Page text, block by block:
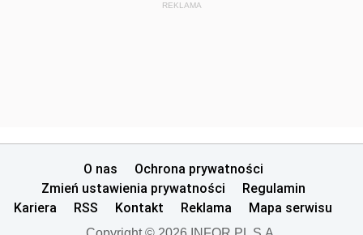
REKLAMA
O nas
Ochrona prywatności
Zmień ustawienia prywatności
Regulamin
Kariera
RSS Kontakt Reklama Mapa serwisu